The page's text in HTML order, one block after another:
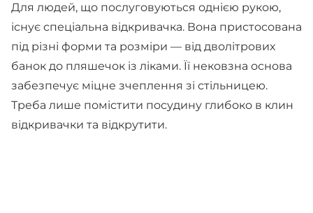
Для людей, що послуговуються однією рукою,
існує спеціальна відкривачка. Вона пристосована
під різні форми та розміри — від дволітрових
банок до пляшечок із ліками. Її нековзна основа
забезпечує міцне зчеплення зі стільницею.
Треба лише помістити посудину глибоко в клин
відкривачки та відкрутити.